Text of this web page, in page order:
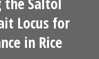
Locus for
in Rice